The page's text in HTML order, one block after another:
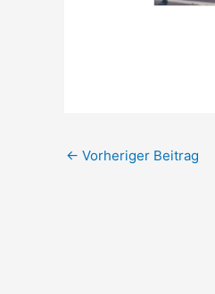
← Vorheriger Beitrag